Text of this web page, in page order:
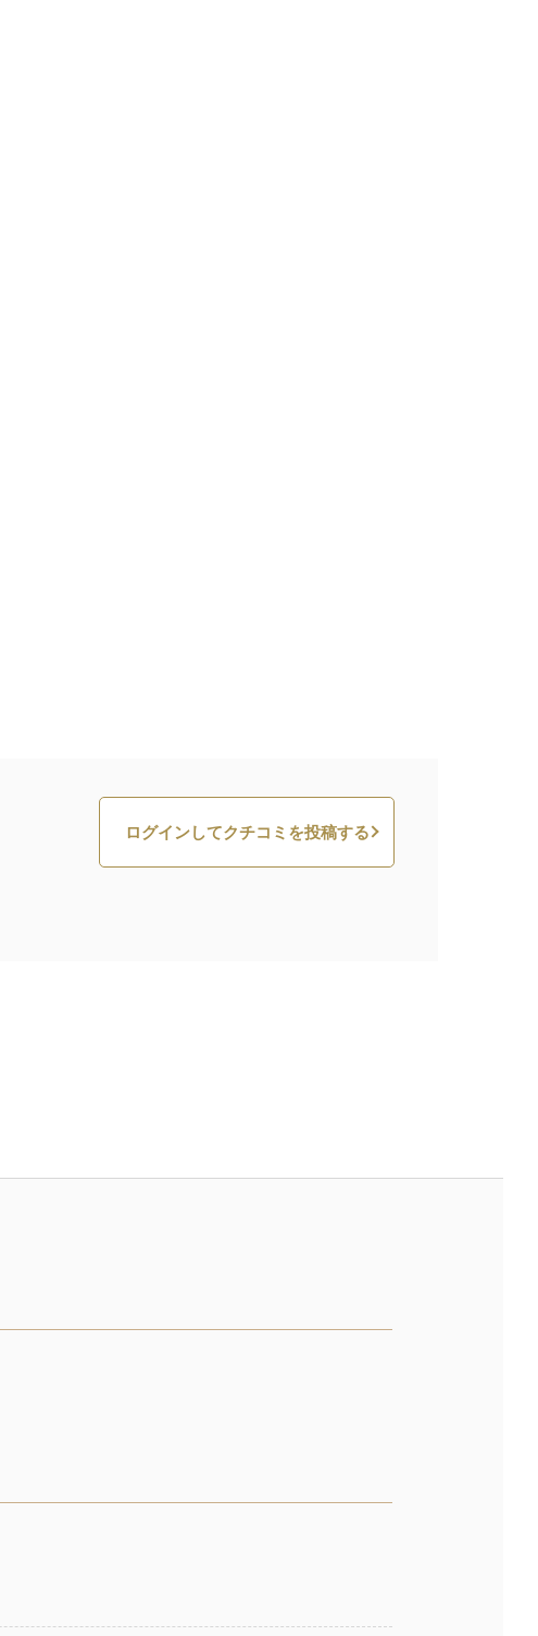
ログインしてクチコミを投稿する